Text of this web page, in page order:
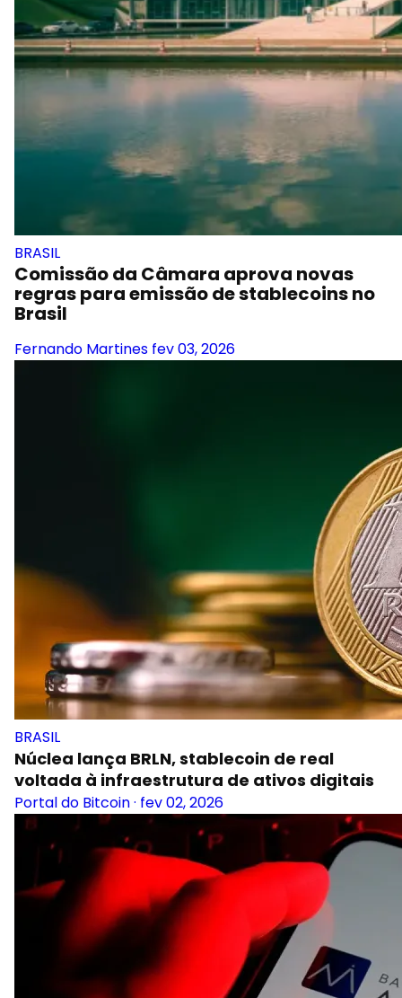
BRASIL
Comissão da Câmara aprova novas
Brasil
BRASIL
Núclea lança BRLN, stablecoin de real
voltada à infraestrutura de ativos digitais
Portal do Bitcoin ·fev 02, 2026